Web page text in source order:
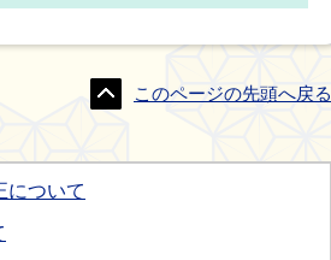
このページの先頭へ戻る
について